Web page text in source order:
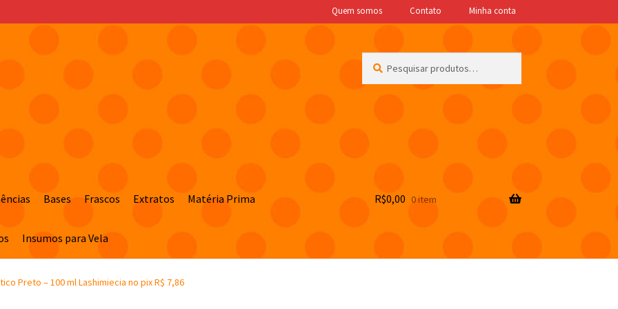
Quem somos Contato Minha conta
por:
Bases Frascos Extratos Matéria Prima
Insumos para Vela
R$0,00 0 item
Preto – 100 ml Lashimiecia no pix R$ 7,86